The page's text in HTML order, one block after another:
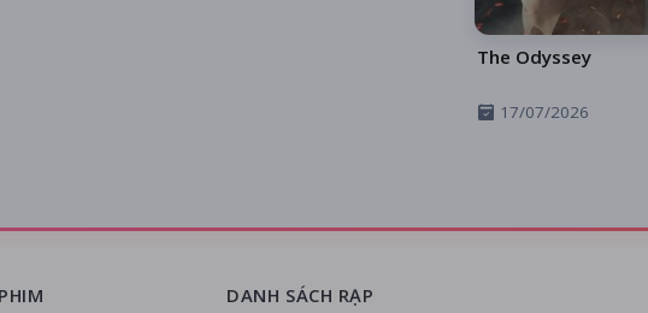
The Odyssey
17/07/2026
DANH SÁCH RẠP
PHIM